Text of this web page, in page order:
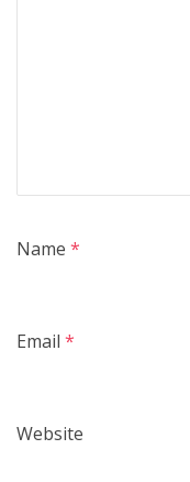
Name *
Email *
Website